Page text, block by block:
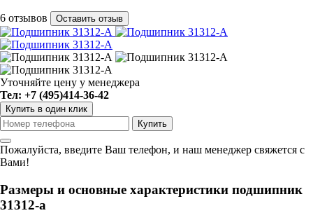
6 отзывов Оставить отзыв
Уточняйте цену у менеджера
Тел: +7 (495)414-36-42
Купить в один клик
Пожалуйста, введите Ваш телефон, и наш менеджер свяжется с
Вами!
Размеры и основные характеристики подшипник
31312-a